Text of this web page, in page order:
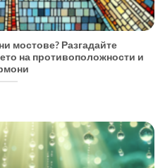
мостове? Разгадайте
на противоположности и